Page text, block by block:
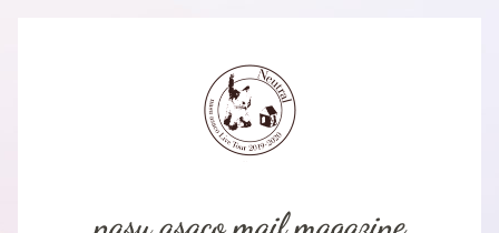
nasu asaco mail magazine